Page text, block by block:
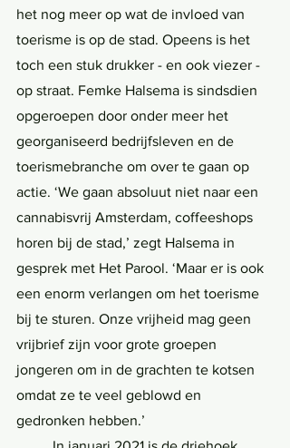
het nog meer op wat de invloed van
toerisme is op de stad. Opeens is het
toch een stuk drukker - en ook viezer -
op straat. Femke Halsema is sindsdien
opgeroepen door onder meer het
georganiseerd bedrijfsleven en de
toerismebranche om over te gaan op
actie. ‘We gaan absoluut niet naar een
cannabisvrij Amsterdam, coffeeshops
horen bij de stad,’ zegt Halsema in
gesprek met Het Parool. ‘Maar er is ook
een enorm verlangen om het toerisme
bij te sturen. Onze vrijheid mag geen
vrijbrief zijn voor grote groepen
jongeren om in de grachten te kotsen
omdat ze te veel geblowd en
gedronken hebben.’